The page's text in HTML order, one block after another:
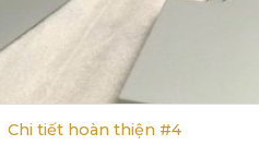
Chi tiết hoàn thiện #4